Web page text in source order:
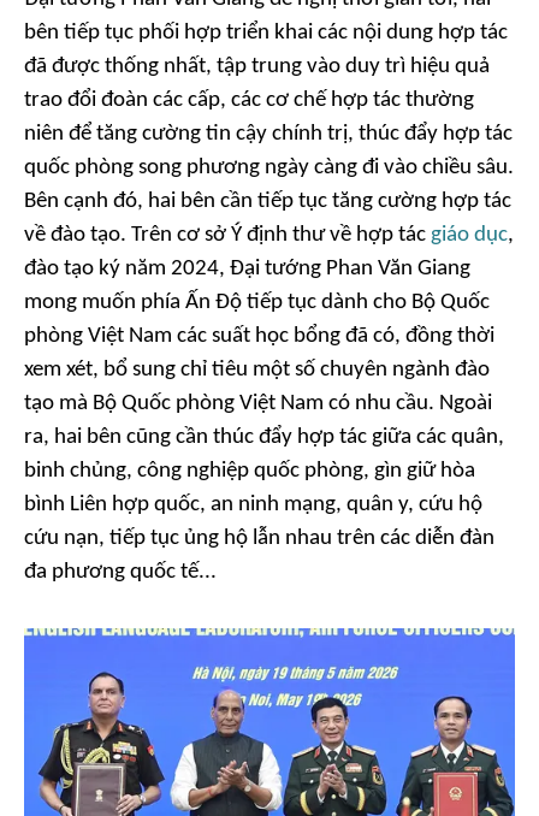
bên tiếp tục phối hợp triển khai các nội dung hợp tác
đã được thống nhất, tập trung vào duy trì hiệu quả
trao đổi đoàn các cấp, các cơ chế hợp tác thường
niên để tăng cường tin cậy chính trị, thúc đẩy hợp tác
quốc phòng song phương ngày càng đi vào chiều sâu.
Bên cạnh đó, hai bên cần tiếp tục tăng cường hợp tác
về đào tạo. Trên cơ sở Ý định thư về hợp tác giáo dục,
đào tạo ký năm 2024, Đại tướng Phan Văn Giang
mong muốn phía Ấn Độ tiếp tục dành cho Bộ Quốc
phòng Việt Nam các suất học bổng đã có, đồng thời
xem xét, bổ sung chỉ tiêu một số chuyên ngành đào
tạo mà Bộ Quốc phòng Việt Nam có nhu cầu. Ngoài
ra, hai bên cũng cần thúc đẩy hợp tác giữa các quân,
binh chủng, công nghiệp quốc phòng, gìn giữ hòa
bình Liên hợp quốc, an ninh mạng, quân y, cứu hộ
cứu nạn, tiếp tục ủng hộ lẫn nhau trên các diễn đàn
đa phương quốc tế...